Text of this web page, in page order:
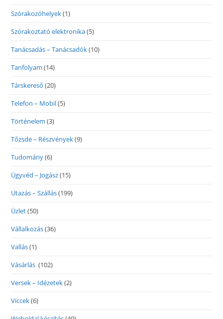
Szórakozóhelyek(1)
Szórakoztató elektronika(5)
Tanácsadás – Tanácsadók(10)
Tanfolyam (14)
Társkereső (20)
Telefon – Mobil(5)
Történelem (3)
Tőzsde – Részvények(9)
Tudomány(6)
Ügyvéd – Jogász(15)
Utazás – Szállás(199)
Üzlet(50)
Vállalkozás(36)
Vallás(1)
Vásárlás (102)
Versek – Idézetek(2)
Viccek(6)